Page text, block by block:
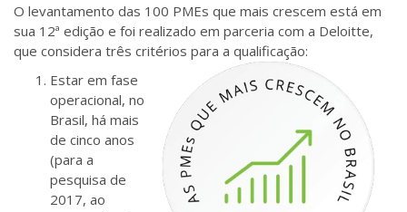
O levantamento das 100 PMEs que mais crescem está em
sua 12ª edição e foi realizado em parceria com a Deloitte,
que considera três critérios para a qualificação:
Estar em fase
operacional, no
Brasil, há mais
de cinco anos
(para a
pesquisa de
2017, ao